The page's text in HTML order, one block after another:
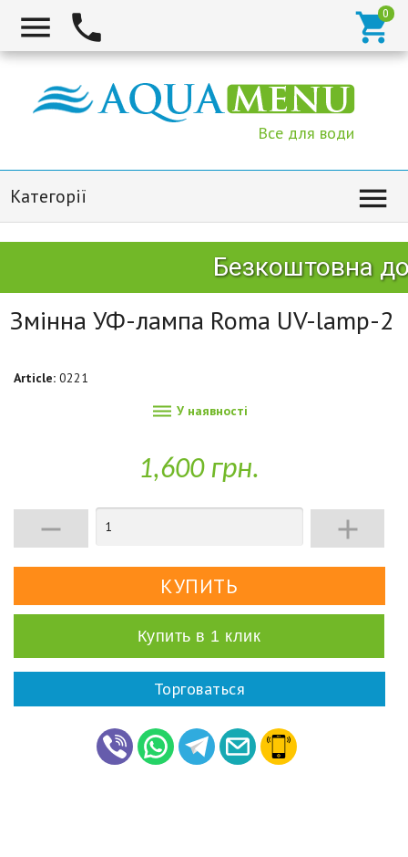
  
Все для води
Категорії 
Безкоштовна
Змінна УФ-лампа Roma UV-lamp-2
Article: 0221
 У наявності
1,600 грн.
 
Купить в 1 клик
Торговаться